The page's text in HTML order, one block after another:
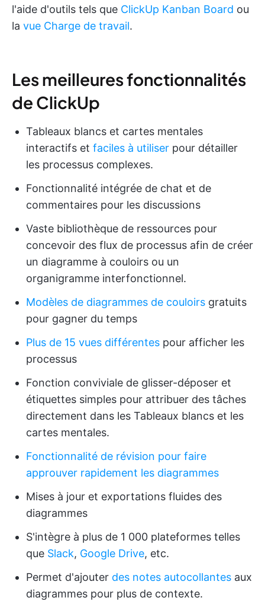
l'aide d'outils tels que ClickUp Kanban Board ou
la vue Charge de travail.
Les meilleures fonctionnalités
de ClickUp
Tableaux blancs et cartes mentales
interactifs et faciles à utiliser pour détailler
les processus complexes.
Fonctionnalité intégrée de chat et de
commentaires pour les discussions
Vaste bibliothèque de ressources pour
concevoir des flux de processus afin de créer
un diagramme à couloirs ou un
organigramme interfonctionnel.
Modèles de diagrammes de couloirs gratuits
pour gagner du temps
Plus de 15 vues différentes pour afficher les
processus
Fonction conviviale de glisser-déposer et
étiquettes simples pour attribuer des tâches
directement dans les Tableaux blancs et les
cartes mentales.
Fonctionnalité de révision pour faire
approuver rapidement les diagrammes
Mises à jour et exportations fluides des
diagrammes
S'intègre à plus de 1 000 plateformes telles
que Slack, Google Drive, etc.
Permet d'ajouter des notes autocollantes aux
diagrammes pour plus de contexte.